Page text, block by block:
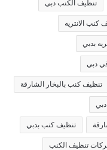
تنظيف الكنب دبي
كنب الانتريه
بدبي
دبي
تنظيف كنب بالبخار الشارقة
تنظيف كنب بدبي
تنظيف الكنب